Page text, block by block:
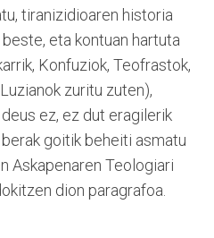
tiranizidioaren historia
eta kontuan hartuta
Konfuziok, Teofrastok,
zuritu zuten),
ez, ez dut eragilerik
goitik beheiti asmatu
Askapenaren Teologiari
dion paragrafoa.